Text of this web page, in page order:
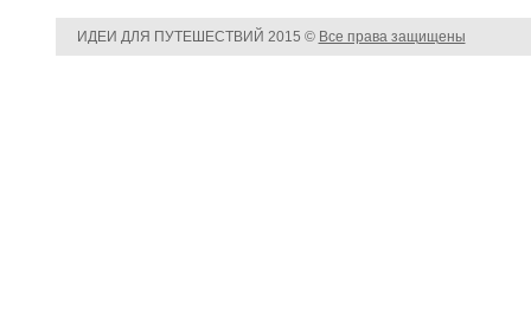
ИДЕИ ДЛЯ ПУТЕШЕСТВИЙ 2015 © Все права защищены